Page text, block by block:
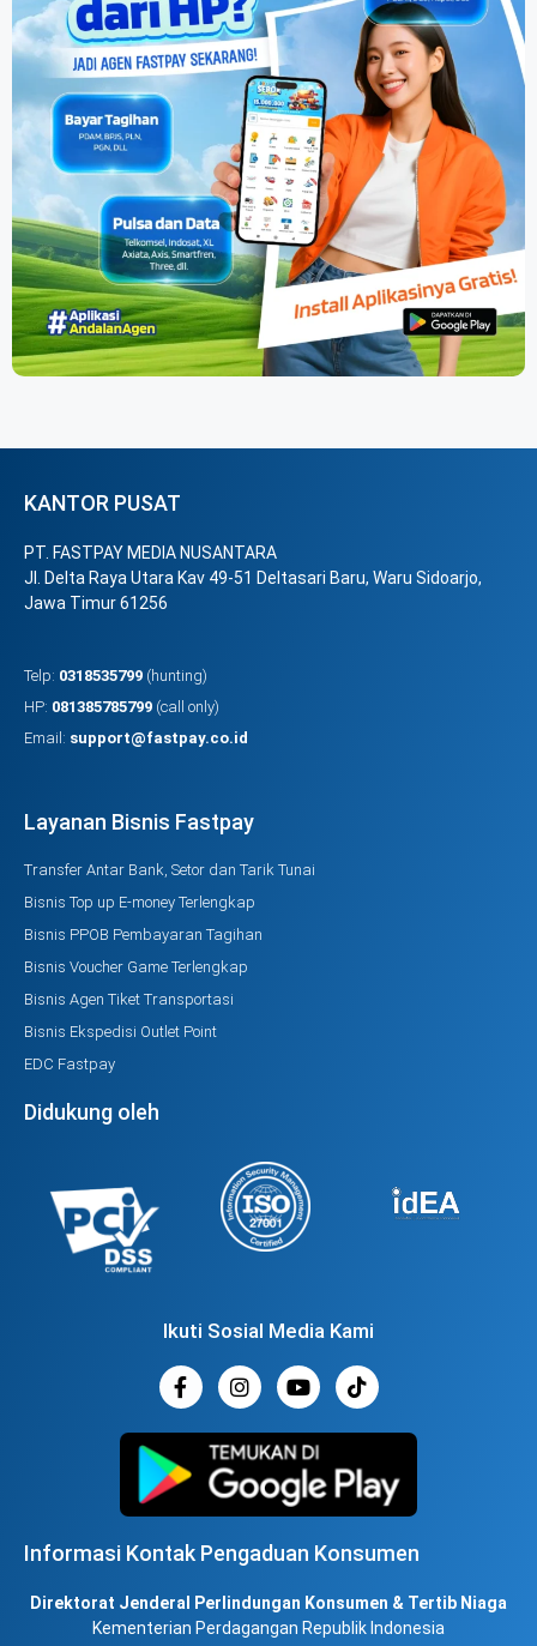
KANTOR PUSAT
PT. FASTPAY MEDIA NUSANTARA
Jl. Delta Raya Utara Kav 49-51 Deltasari Baru, Waru Sidoarjo,
Jawa Timur 61256
Telp: 0318535799 (hunting)
HP: 081385785799 (call only)
Email: support@fastpay.co.id
Layanan Bisnis Fastpay
Transfer Antar Bank, Setor dan Tarik Tunai
Bisnis Top up E-money Terlengkap
Bisnis PPOB Pembayaran Tagihan
Bisnis Voucher Game Terlengkap
Bisnis Agen Tiket Transportasi
Bisnis Ekspedisi Outlet Point
EDC Fastpay
Didukung oleh
Ikuti Sosial Media Kami
Informasi Kontak Pengaduan Konsumen
Direktorat Jenderal Perlindungan Konsumen & Tertib Niaga
Kementerian Perdagangan Republik Indonesia